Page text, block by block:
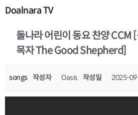
Doalnara TV
돌나라 어린이 동요 찬양 CCM
목자 The Good Shepherd]
songs 작성자 Oasis 작성일 2025-